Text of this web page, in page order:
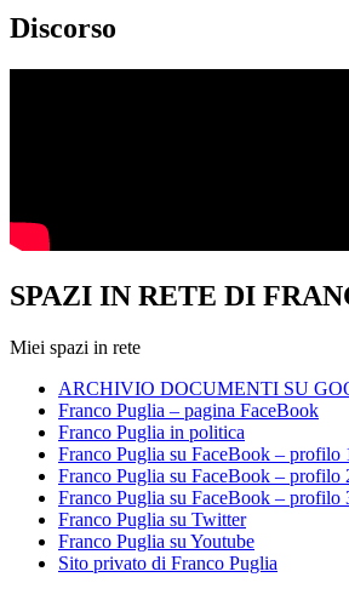
Discorso
SPAZI IN RETE DI
Miei spazi in rete
ARCHIVIO DOCUMENTI SU
Franco Puglia – pagina FaceBook
Franco Puglia in politica
Franco Puglia su FaceBook – profilo
Franco Puglia su FaceBook – profilo
Franco Puglia su FaceBook – profilo
Franco Puglia su Twitter
Franco Puglia su Youtube
Sito privato di Franco Puglia